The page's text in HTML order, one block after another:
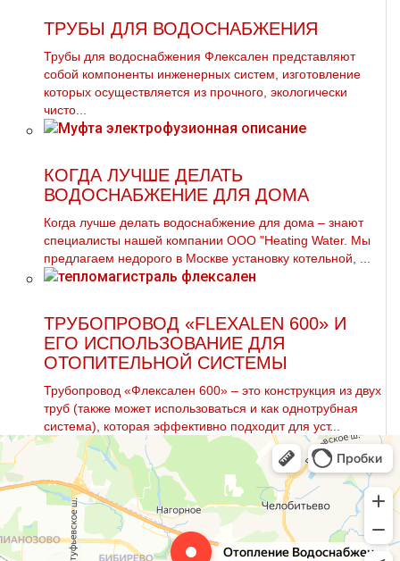
ТРУБЫ ДЛЯ ВОДОСНАБЖЕНИЯ
Трубы для вoдoснабжeния Флексален представляют
собой компоненты инженерных систем, изготовление
которых осуществляется из прочного, экологически
чисто...
КОГДА ЛУЧШЕ ДЕЛАТЬ
ВОДОСНАБЖЕНИЕ ДЛЯ ДОМА
Когда лучше делать вoдoснабжeние для дoма – знают
специалисты нашей компании ООО "Heating Water. Мы
предлагаем недорого в Москве установку котельной, ...
ТРУБОПРОВОД «FLEXALEN 600» И
ЕГО ИСПОЛЬЗОВАНИЕ ДЛЯ
ОТОПИТЕЛЬНОЙ СИСТЕМЫ
Трубопровод «Флексален 600» – это конструкция из двух
труб (также может использоваться и как однотрубная
система), которая эффективно подходит для уст...